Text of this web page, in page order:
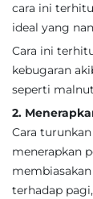
cara ini
ideal yang
Cara ini
kebugaran
seperti
2.
Cara
menerapkan
terhadap